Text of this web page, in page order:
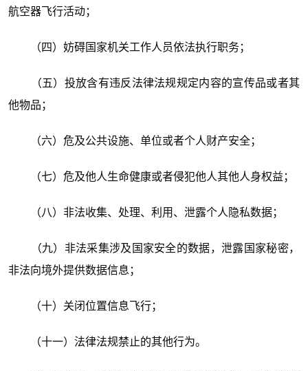
航空器飞行活动；
（四）妨碍国家机关工作人员依法执行职务；
（五）投放含有违反法律法规规定内容的宣传品或者其
他物品；
（六）危及公共设施、单位或者个人财产安全；
（七）危及他人生命健康或者侵犯他人其他人身权益；
（八）非法收集、处理、利用、泄露个人隐私数据；
（九）非法采集涉及国家安全的数据，泄露国家秘密，
非法向境外提供数据信息；
（十）关闭位置信息飞行；
（十一）法律法规禁止的其他行为。